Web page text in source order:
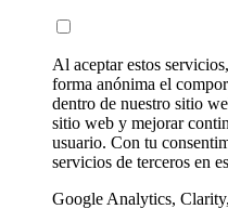
Al aceptar estos
forma anónima el
dentro de nuestro sitio
sitio web y mejorar
usuario. Con tu
servicios de terceros en
Google Analytics,